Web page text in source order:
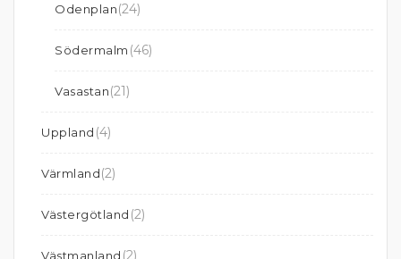
Odenplan(24)
Södermalm (46)
Vasastan(21)
Uppland (4)
Värmland(2)
Västergötland (2)
Västmanland (2)